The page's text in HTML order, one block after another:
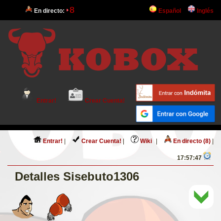
En directo: 8 Español Inglés
Entrar! Crear Cuenta!
Entrar! Crear Cuenta! Wiki En directo (8)
17:57:47
Detalles Sisebuto1306